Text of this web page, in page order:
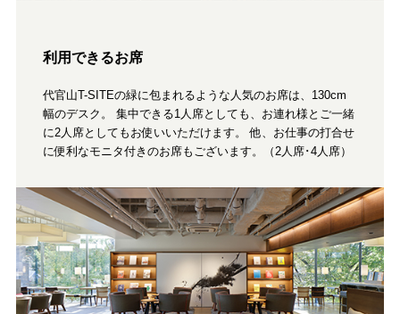
利用できるお席
代官山T-SITEの緑に包まれるような人気のお席は、130cm
幅のデスク。 集中できる1人席としても、お連れ様とご一緒
に2人席としてもお使いいただけます。 他、お仕事の打合せ
に便利なモニタ付きのお席もございます。（2人席･4人席）